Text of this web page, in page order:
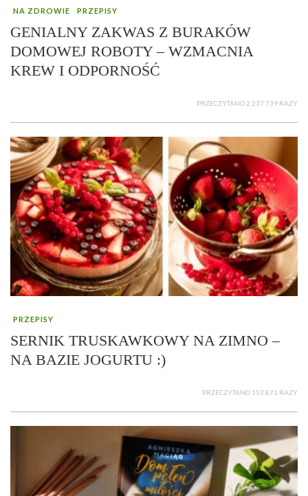
NA ZDROWIE PRZEPISY
GENIALNY ZAKWAS Z BURAKÓW
DOMOWEJ ROBOTY – WZMACNIA
KREW I ODPORNOŚĆ
PRZECZYTANO 2 237 739 RAZY
PRZEPISY
SERNIK TRUSKAWKOWY NA ZIMNO –
NA BAZIE JOGURTU :)
PRZECZYTANO 153 871 RAZY